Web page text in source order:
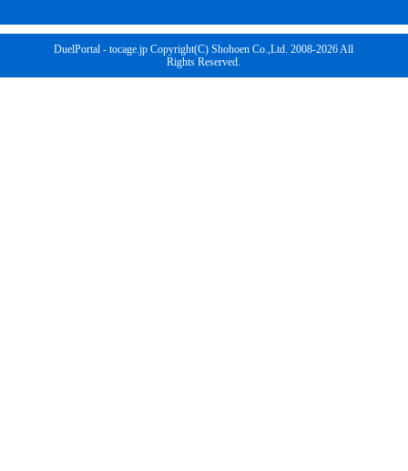
DuelPortal - tocage.jp Copyright(C) Shohoen Co.,Ltd. 2008-2026 All
Rights Reserved.